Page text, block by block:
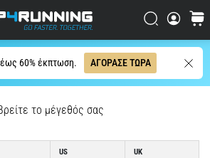
60% έκπτωση. ΑΓΟΡΑΣΕ ΤΩΡΑ
το μέγεθός σας
US UK